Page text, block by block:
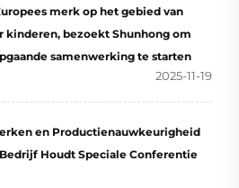
merk op het gebied van
kinderen, bezoekt Shunhong om
samenwerking te starten
2025-11-19
en Productienauwkeurigheid
Houdt Speciale Conferentie